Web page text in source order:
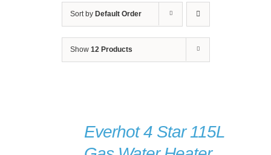
Sort by Default Order
Show 12 Products
Everhot 4 Star 115L